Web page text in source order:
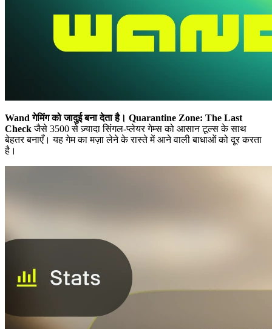
Wand गेमिंग को जादुई बना देता है। Quarantine Zone: The Last
Checkजैसे 3500 से ज़्यादा सिंगल-प्लेयर गेम्स को आसान टूल्स के साथ
बेहतर बनाएँ। यह गेम का मज़ा लेने के रास्ते में आने वाली बाधाओं को दूर करता
है।